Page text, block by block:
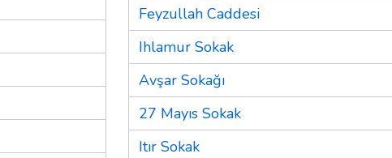
Feyzullah Caddesi
Ihlamur Sokak
Avşar Sokağı
27 Mayıs Sokak
Itır Sokak